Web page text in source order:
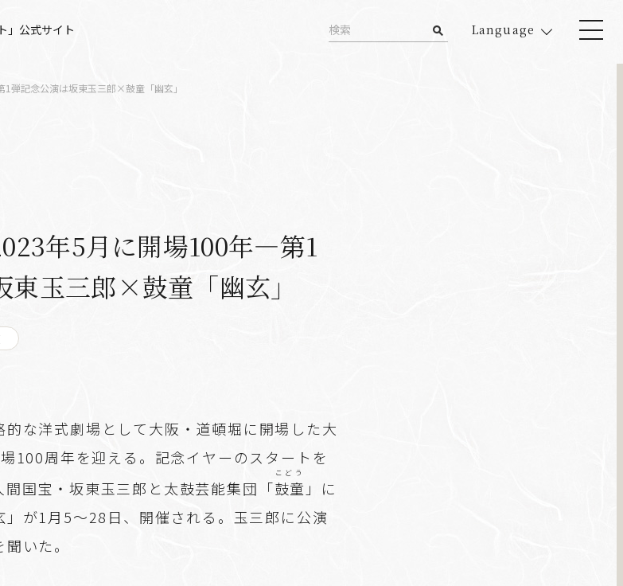
」公式サイト Language
弾記念公演は坂東玉三郎×鼓童「幽玄」
年5月に開場100年―第1
東玉三郎×鼓童「幽玄」
な洋式劇場として大阪・道頓堀に開場した大
100周年を迎える。記念イヤーのスタートを
国宝・坂東玉三郎と太鼓芸能集団「鼓童
こどう
」に
」が1月5～28日、開催される。玉三郎に公演
いた。